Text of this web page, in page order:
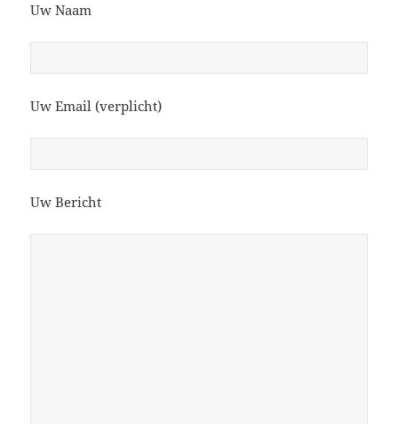
Uw Naam
Uw Email (verplicht)
Uw Bericht